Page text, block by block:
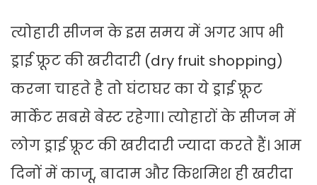
त्योहारी सीजन के इस समय में अगर आप भी
ड्राई फ्रूट की खरीदारी (dry fruit shopping)
करना चाहते है तो घंटाघर का ये ड्राई फ्रूट
मार्केट सबसे बेस्ट रहेगा। त्योहारों के सीजन में
लोग ड्राई फ्रूट की खरीदारी ज्यादा करते हैं। आम
दिनों में काजू, बादाम और किशमिश ही खरीदा